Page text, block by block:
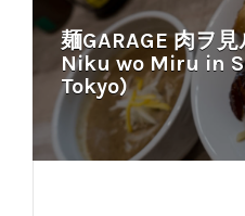
麺GARAGE 肉ヲ
Niku wo Miru in
Tokyo)